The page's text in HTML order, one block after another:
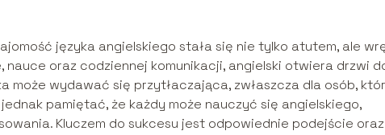
języka angielskiego stała się nie tylko atutem, ale
nauce oraz codziennej komunikacji, angielski otwiera drzwi
może wydawać się przytłaczająca, zwłaszcza dla osób,
pamiętać, że każdy może nauczyć się angielskiego,
Kluczem do sukcesu jest odpowiednie podejście oraz